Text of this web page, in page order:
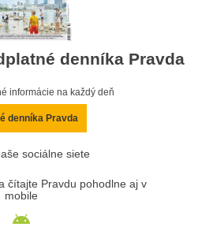
denníka Pravda
informácie na každý deň
denníka Pravda
sociálne siete
čítajte Pravdu pohodlne aj v
mobile